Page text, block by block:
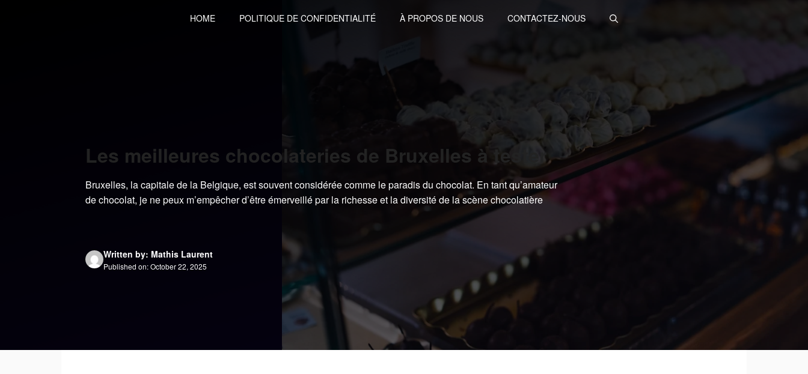
HOME POLITIQUE DE CONFIDENTIALITÉ À PROPOS DE NOUS CONTACTEZ-NOUS
Les meilleures chocolateries de Bruxelles à tester
Bruxelles, la capitale de la Belgique, est souvent considérée comme le paradis du chocolat. En tant qu’amateur
de chocolat, je ne peux m’empêcher d’être émerveillé par la richesse et la diversité de la scène chocolatière
Written by: Mathis Laurent
Published on: October 22, 2025